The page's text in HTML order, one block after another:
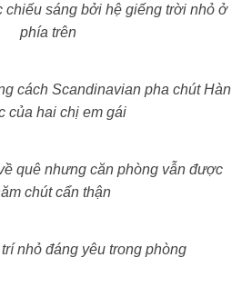
chiếu sáng bởi hệ giếng trời nhỏ ở
phía trên
cách Scandinavian pha chút Hàn
của hai chị em gái
quê nhưng căn phòng vẫn được
chút cẩn thận
nhỏ đáng yêu trong phòng